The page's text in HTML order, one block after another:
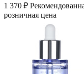
1 370 ₽
розничная цена